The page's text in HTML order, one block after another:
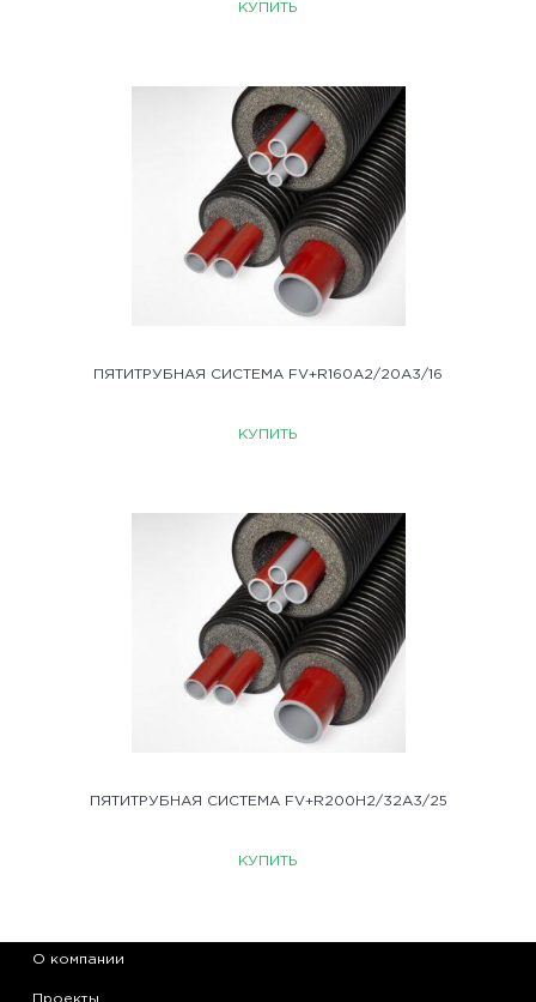
КУПИТЬ
ПЯТИТРУБНАЯ СИСТЕМА FV+R160A2/20A3/16
КУПИТЬ
ПЯТИТРУБНАЯ СИСТЕМА FV+R200H2/32A3/25
КУПИТЬ
О компании
Проекты